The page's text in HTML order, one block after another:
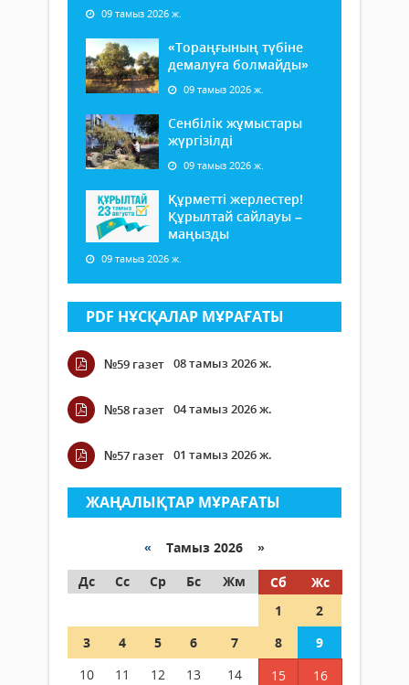
09 тамыз 2026 ж.
«Тораңғының түбіне
демалуға болмайды»
09 тамыз 2026 ж.
Сенбілік жұмыстары
жүргізілді
09 тамыз 2026 ж.
Құрметті жерлестер!
Құрылтай сайлауы –
маңызды
09 тамыз 2026 ж.
PDF НҰСҚАЛАР МҰРАҒАТЫ
№59 газет 08 тамыз 2026 ж.
№58 газет 04 тамыз 2026 ж.
№57 газет 01 тамыз 2026 ж.
ЖАҢАЛЫҚТАР МҰРАҒАТЫ
« Тамыз 2026 »
Дс
Сс Ср Бс Жм Сб
Жс
1
2
3
4 5 6 7 8
9
10
11 12 13 14 15
16